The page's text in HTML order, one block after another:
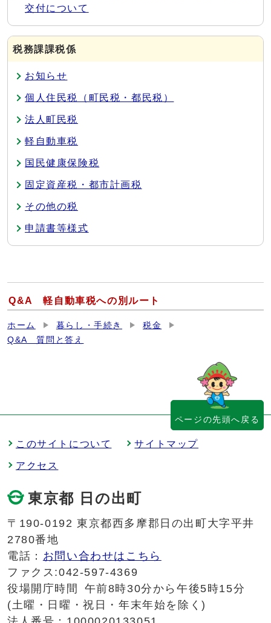
交付について
税務課課税係
お知らせ
個人住民税（町民税・都民税）
法人町民税
軽自動車税
国民健康保険税
固定資産税・都市計画税
その他の税
申請書等様式
Q&A 軽自動車税への別ルート
ホーム 暮らし・手続き
税金
Q&A 質問と答え
このサイトについて サイトマップ
アクセス
東京都 日の出町
〒190-0192 東京都西多摩郡日の出町大字平井
2780番地
電話： お問い合わせはこちら
ファクス:042-597-4369
役場開庁時間
午前8時30分から午後5時15分
(土曜・日曜・祝日・年末年始を除く)
ページの先頭へ戻る